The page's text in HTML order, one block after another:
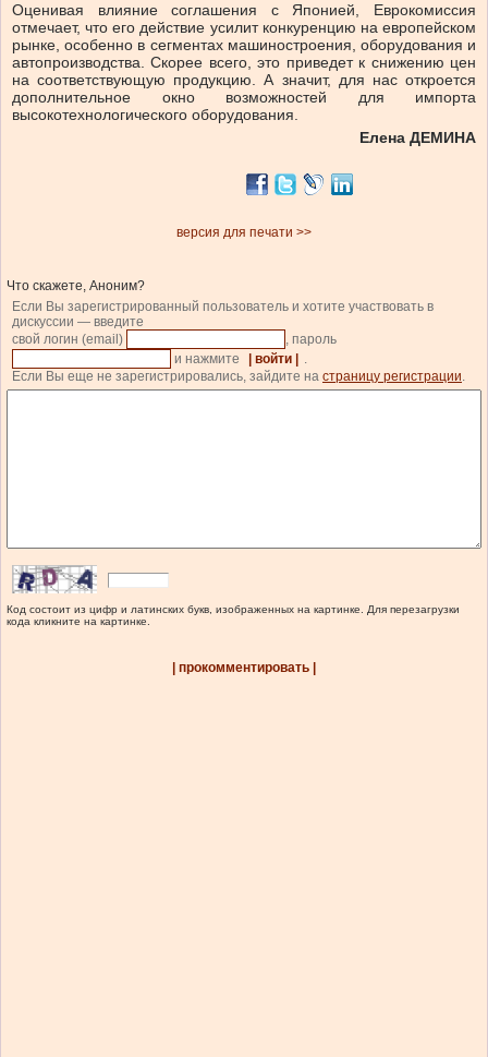
Оценивая влияние соглашения с Японией, Еврокомиссия
отмечает, что его действие усилит конкуренцию на европейском
рынке, особенно в сегментах машиностроения, оборудования и
автопроизводства. Скорее всего, это приведет к снижению цен
на соответствующую продукцию. А значит, для нас откроется
дополнительное окно возможностей для импорта
высокотехнологического оборудования.
Елена ДЕМИНА
версия для печати >>
Что скажете, Аноним?
Если Вы зарегистрированный пользователь и хотите участвовать в
дискуссии — введите
свой логин (email)
, пароль
и нажмите
| войти |
.
Если Вы еще не зарегистрировались, зайдите на страницу регистрации.
Код состоит из цифр и латинских букв, изображенных на картинке. Для перезагрузки
кода кликните на картинке.
| прокомментировать |